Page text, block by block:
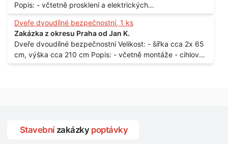
Popis: - včtetně prosklení a elektrických
samozamýkacích zámků pro panelový dům - jedná se o
vchodové dveře umístěné v zarámovaném a proskleném
portálu - předmětem dodávky bude i demontáž
stávajících a už nevyhovujících prosklených,
umělohmotných vstupů Množství: - 8 ks Lokalita: - 7, 9,
Dveře dvoudílné bezpečnostní, 1 ks
Zakázka z okresu Praha od Jan K.
Dveře dvoudílné bezpečnostní Velikost: - šířka cca 2x 65
cm, výška cca 210 cm Popis: - včetně montáže - cihlový
dům, 2. patro - vchod z chodby - rozměry bez zárubní
Stavební zakázky poptávky